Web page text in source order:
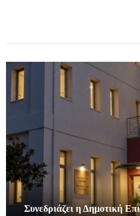
Συνεδριάζει η Δημοτική